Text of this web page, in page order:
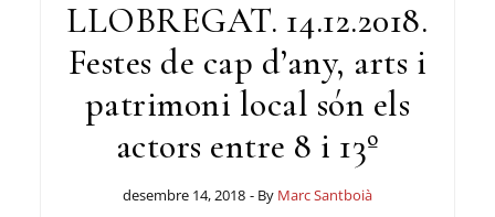
LLOBREGAT. 14.12.2018.
Festes de cap d’any, arts i
patrimoni local són els
actors entre 8 i 13º
desembre 14, 2018 - By Marc Santboià